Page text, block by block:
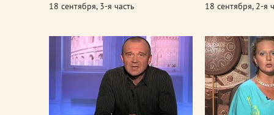
18 сентября, 3-я часть 18 сентября, 2-я